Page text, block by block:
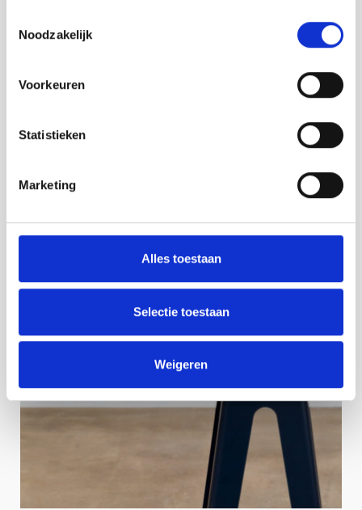
Noodzakelijk
Voorkeuren
Statistieken
Marketing
Alles toestaan
Selectie toestaan
Weigeren